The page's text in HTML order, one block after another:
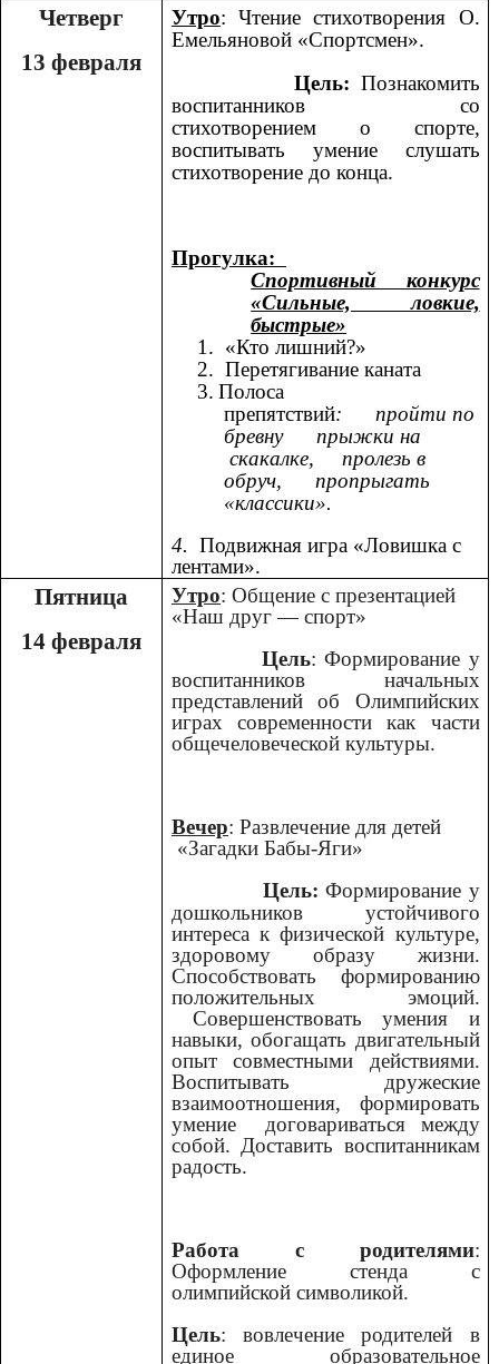
Четверг
13 февраля
Утро: Чтение стихотворения О.
Емельяновой «Спортсмен».
Цель: Познакомить
воспитанников со
стихотворением о спорте,
воспитывать умение слушать
стихотворение до конца.
Прогулка:
Спортивный конкурс
«Сильные, ловкие,
быстрые»
1. «Кто лишний?»
2. Перетягивание каната
3. Полоса
препятствий:
пройти по
бревну прыжки на
скакалке, пролезь в
обруч, пропрыгать
«классики».
4. Подвижная игра «Ловишка с
лентами».
Пятница
14 февраля
Утро: Общение с презентацией
«Наш друг — спорт»
Цель: Формирование у
воспитанников начальных
представлений об Олимпийских
играх современности как части
общечеловеческой культуры.
Вечер: Развлечение для детей
«Загадки Бабы-Яги»
Цель: Формирование у
дошкольников устойчивого
интереса к физической культуре,
здоровому образу жизни.
Способствовать формированию
положительных эмоций.
Совершенствовать умения и
навыки, обогащать двигательный
опыт совместными действиями.
Воспитывать дружеские
взаимоотношения, формировать
умение договариваться между
собой. Доставить воспитанникам
радость.
Работа с родителями:
Оформление стенда с
олимпийской символикой.
Цель: вовлечение родителей в
единое образовательное